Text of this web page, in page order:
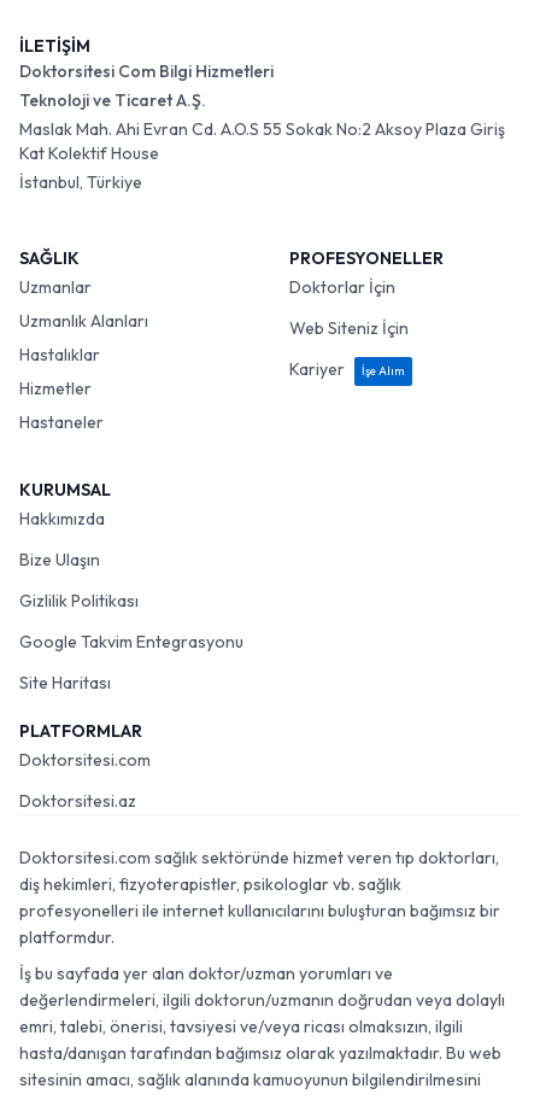
İLETİŞİM
Doktorsitesi Com Bilgi Hizmetleri
Teknoloji ve Ticaret A.Ş.
Maslak Mah. Ahi Evran Cd. A.O.S 55 Sokak No:2 Aksoy Plaza Giriş
Kat Kolektif House
İstanbul, Türkiye
SAĞLIK
Uzmanlar
Uzmanlık Alanları
Hastalıklar
Hizmetler
Hastaneler
PROFESYONELLER
Doktorlar İçin
Web Siteniz İçin
Kariyer
İşe Alım
KURUMSAL
Hakkımızda
Bize Ulaşın
Gizlilik Politikası
Google Takvim Entegrasyonu
Site Haritası
PLATFORMLAR
Doktorsitesi.com
Doktorsitesi.az
Doktorsitesi.com sağlık sektöründe hizmet veren tıp doktorları,
diş hekimleri, fizyoterapistler, psikologlar vb. sağlık
profesyonelleri ile internet kullanıcılarını buluşturan bağımsız bir
platformdur.
İş bu sayfada yer alan doktor/uzman yorumları ve
değerlendirmeleri, ilgili doktorun/uzmanın doğrudan veya dolaylı
emri, talebi, önerisi, tavsiyesi ve/veya ricası olmaksızın, ilgili
hasta/danışan tarafından bağımsız olarak yazılmaktadır. Bu web
sitesinin amacı, sağlık alanında kamuoyunun bilgilendirilmesini